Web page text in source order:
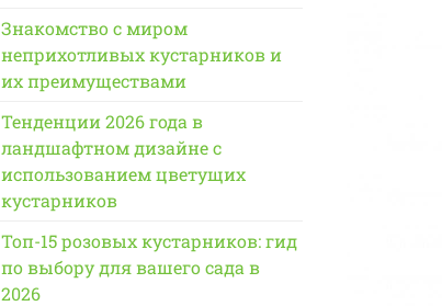
Знакомство с миром
неприхотливых кустарников и
их преимуществами
Тенденции 2026 года в
ландшафтном дизайне с
использованием цветущих
кустарников
Топ-15 розовых кустарников: гид
по выбору для вашего сада в
2026